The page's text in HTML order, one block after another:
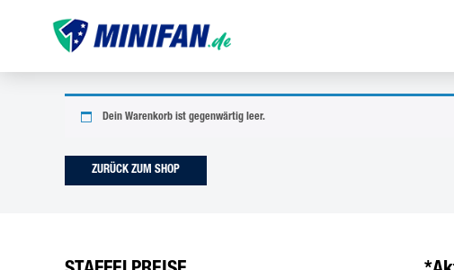
Dein Warenkorb ist gegenwärtig leer.
ZURÜCK ZUM SHOP